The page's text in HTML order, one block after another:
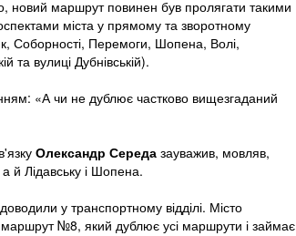
новий маршрут повинен був пролягати такими
міста у прямому та зворотному
Соборності, Перемоги, Шопена, Волі,
та вулиці Дубнівській).
«А чи не дублює частково вищезгаданий
Олександр Середа зауважив, мовляв,
й Лідавську і Шопена.
у транспортному відділі. Місто
№8, який дублює усі маршрути і займає